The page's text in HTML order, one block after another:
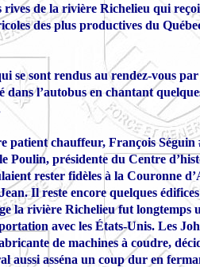
rives de la rivière Richelieu qui
des plus productives du
se sont rendus au rendez-vous
dans l’autobus en chantant
patient chauffeur, François
Poulin, présidente du Centre
rester fidèles à la Couronne
Il reste encore quelques
la rivière Richelieu fut longtemps
avec les États-Unis. Les
de machines à coudre,
aussi asséna un coup dur en